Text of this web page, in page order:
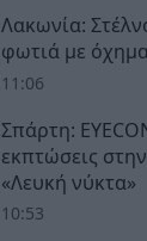
Λακωνία:
φωτιά με
11:06
Σπάρτη:
εκπτώσεις
«Λευκή νύκτα»
10:53